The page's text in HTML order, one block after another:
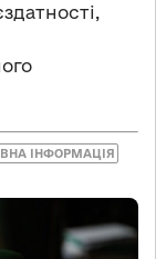
ІНФОРМАЦІЯ